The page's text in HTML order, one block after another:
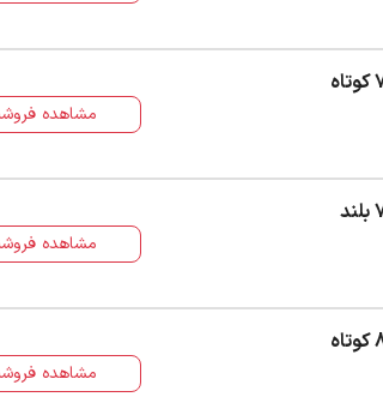
مشاهده
مشاهده
مشاهده